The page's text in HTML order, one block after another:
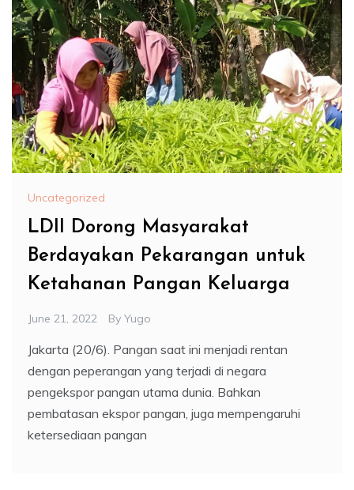
Uncategorized
LDII Dorong Masyarakat
Berdayakan Pekarangan untuk
Ketahanan Pangan Keluarga
June 21, 2022 By Yugo
Jakarta (20/6). Pangan saat ini menjadi rentan
dengan peperangan yang terjadi di negara
pengekspor pangan utama dunia. Bahkan
pembatasan ekspor pangan, juga mempengaruhi
ketersediaan pangan